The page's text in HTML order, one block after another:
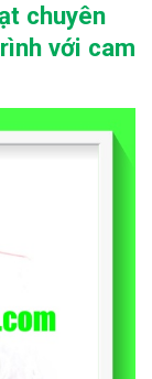
chuyên
với cam